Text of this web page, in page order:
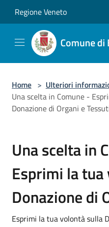
Regione Veneto
Comune di
Home > Ulteriori
Una scelta in Comune -
Donazione di Organi e
Una scelta in
Esprimi la
Donazione di
Esprimi la tua volontà sulla